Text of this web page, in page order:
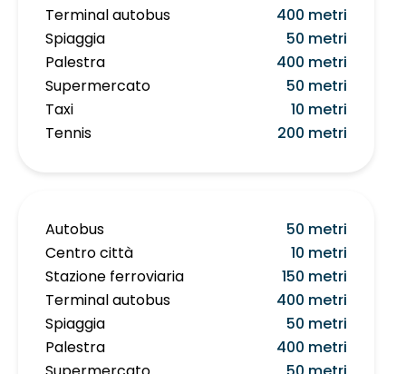
Terminal autobus
400 metri
Spiaggia
50 metri
Palestra
400 metri
Supermercato
50 metri
Taxi
10 metri
Tennis
200 metri
Autobus
50 metri
Centro città
10 metri
Stazione ferroviaria
150 metri
Terminal autobus
400 metri
Spiaggia
50 metri
Palestra
400 metri